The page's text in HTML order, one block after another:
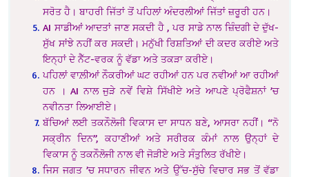
ਸਰੋਤ ਹੈ। ਬਾਹਰੀ ਜਿੱਤਾਂ ਤੋਂ ਪਹਿਲਾਂ ਅੰਦਰਲੀਆਂ ਜਿੱਤਾਂ ਜ਼ਰੂਰੀ ਹਨ।
AI ਸਾਡੀਆਂ ਆਦਤਾਂ ਜਾਣ ਸਕਦੀ ਹੈ , ਪਰ ਸਾਡੇ ਨਾਲ ਜ਼ਿੰਦਗੀ ਦੇ ਦੁੱਖ-
ਸੁੱਖ ਸਾਂਝੇ ਨਹੀਂ ਕਰ ਸਕਦੀ। ਮਨੁੱਖੀ ਰਿਸ਼ਤਿਆਂ ਦੀ ਕਦਰ ਕਰੀਏ ਅਤੇ
ਇਨ੍ਹਾਂ ਦੇ ਨੈੱਟ-ਵਰਕ ਨੂੰ ਵੱਡਾ ਅਤੇ ਤਕੜਾ ਕਰੀਏ।
ਪਹਿਲਾਂ ਵਾਲ਼ੀਆਂ ਨੌਕਰੀਆਂ ਘਟ ਰਹੀਆਂ ਹਨ ਪਰ ਨਵੀਆਂ ਆ ਰਹੀਆਂ
ਹਨ । AI ਨਾਲ ਜੁੜੇ ਨਵੇਂ ਵਿਸ਼ੇ ਸਿੱਖੀਏ ਅਤੇ ਆਪਣੇ ਪ੍ਰੋਫੈਸ਼ਨਾਂ ’ਚ
ਨਵੀਨਤਾ ਲਿਆਈਏ।
ਬੱਚਿਆਂ ਲਈ ਤਕਨੌਲੋਜੀ ਵਿਕਾਸ ਦਾ ਸਾਧਨ ਬਣੇ, ਆਸਰਾ ਨਹੀਂ। “ਨੋ
ਸਕ੍ਰੀਨ ਦਿਨ”, ਕਹਾਣੀਆਂ ਅਤੇ ਸਰੀਰਕ ਕੰਮਾਂ ਨਾਲ ਉਨ੍ਹਾਂ ਦੇ
ਵਿਕਾਸ ਨੂੰ ਤਕਨੌਲੋਜੀ ਨਾਲ ਵੀ ਜੋੜੀਏ ਅਤੇ ਸੰਤੁਲਿਤ ਰੱਖੀਏ।
ਜਿਸ ਜਗਤ ’ਚ ਸਧਾਰਨ ਜੀਵਨ ਅਤੇ ਉੱਚ-ਸੁੱਚੇ ਵਿਚਾਰ ਸਭ ਤੋਂ ਵੱਡਾ